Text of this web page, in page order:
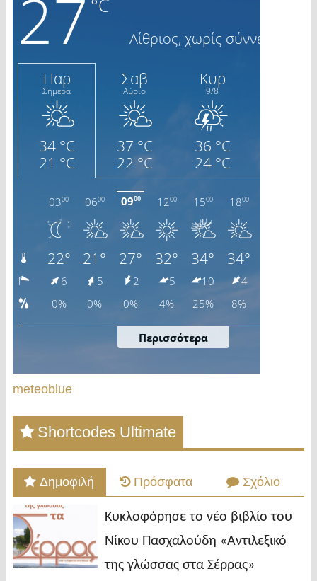
meteoblue
Shortcodes Ultimate
Δημοφιλή Πρόσφατα Σχόλιο
Κυκλοφόρησε το νέο βιβλίο του
Νίκου Πασχαλούδη «Αντιλεξικό
της γλώσσας στα Σέρρας»